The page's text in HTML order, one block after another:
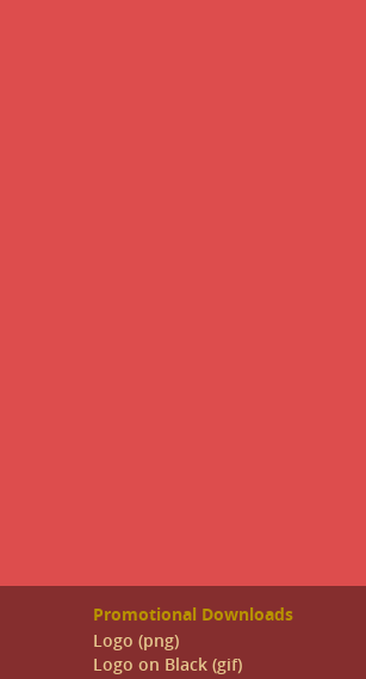
Promotional Downloads
Logo (png)
Logo on Black (gif)